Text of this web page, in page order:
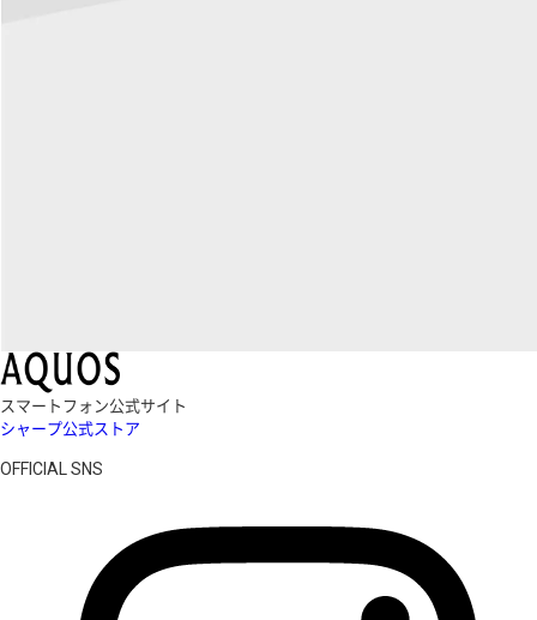
スマートフォン公式サイト
シャープ公式ストア
OFFICIAL SNS